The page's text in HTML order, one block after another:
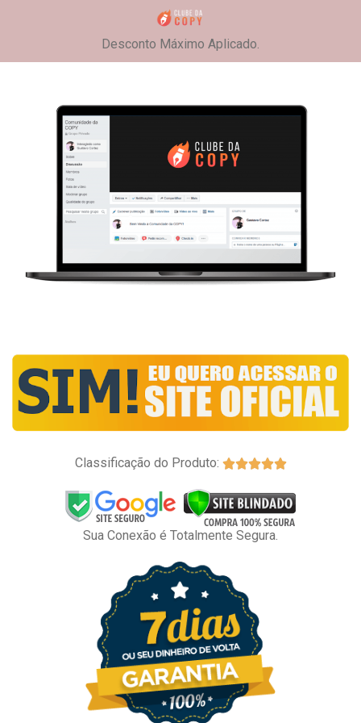
Desconto Máximo Aplicado.
Classificação do Produto: 
Sua Conexão é Totalmente Segura.